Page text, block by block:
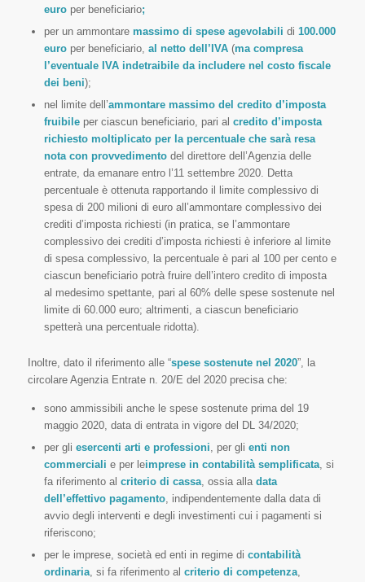
euro per beneficiario;
per un ammontaremassimo di spese agevolabili di 100.000
euro per beneficiario, al netto dell’IVA(ma compresa
l’eventuale IVA indetraibile da includere nel costo fiscale
dei beni);
nel limite dell’ammontare massimo del credito d’imposta
fruibileper ciascun beneficiario, pari al credito d’imposta
richiesto moltiplicato per la percentuale che sarà resa
nota con provvedimentodel direttore dell’Agenzia delle
entrate, da emanare entro l’11 settembre 2020. Detta
percentuale è ottenuta rapportando il limite complessivo di
spesa di 200 milioni di euro all’ammontare complessivo dei
crediti d’imposta richiesti (in pratica, se l’ammontare
complessivo dei crediti d’imposta richiesti è inferiore al limite
di spesa complessivo, la percentuale è pari al 100 per cento e
ciascun beneficiario potrà fruire dell’intero credito di imposta
al medesimo spettante, pari al 60% delle spese sostenute nel
limite di 60.000 euro; altrimenti, a ciascun beneficiario
spetterà una percentuale ridotta).
Inoltre, dato il riferimento alle “spese sostenute nel 2020”, la
circolare Agenzia Entrate n. 20/E del 2020 precisa che:
sono ammissibili anche le spese sostenute prima del 19
maggio 2020, data di entrata in vigore del DL 34/2020;
per gli esercenti arti e professioni, per gli enti non
commerciali e per leimprese in contabilità semplificata, si
fa riferimento al criterio di cassa, ossia alla data
dell’effettivo pagamento, indipendentemente dalla data di
avvio degli interventi e degli investimenti cui i pagamenti si
riferiscono;
per le imprese, società ed enti in regime di contabilità
ordinaria, si fa riferimento al criterio di competenza,